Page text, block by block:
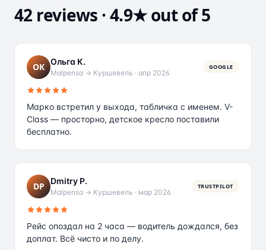
42 reviews · 4.9★ out of 5
ОК Ольга К.
Malpensa → Куршевель · апр 2026
GOOGLE
Марко встретил у выхода, табличка с именем. V-
Class — просторно, детское кресло поставили
бесплатно.
DP Dmitry P.
Malpensa → Куршевель · мар 2026
TRUSTPILOT
Рейс опоздал на 2 часа — водитель дождался, без
доплат. Всё чисто и по делу.